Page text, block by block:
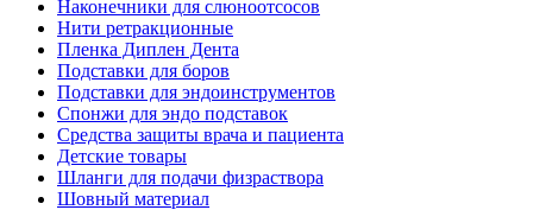
Наконечники для слюноотсосов
Нити ретракционные
Пленка Диплен Дента
Подставки для боров
Подставки для эндоинструментов
Спонжи для эндо подставок
Средства защиты врача и пациента
Детские товары
Шланги для подачи физраствора
Шовный материал